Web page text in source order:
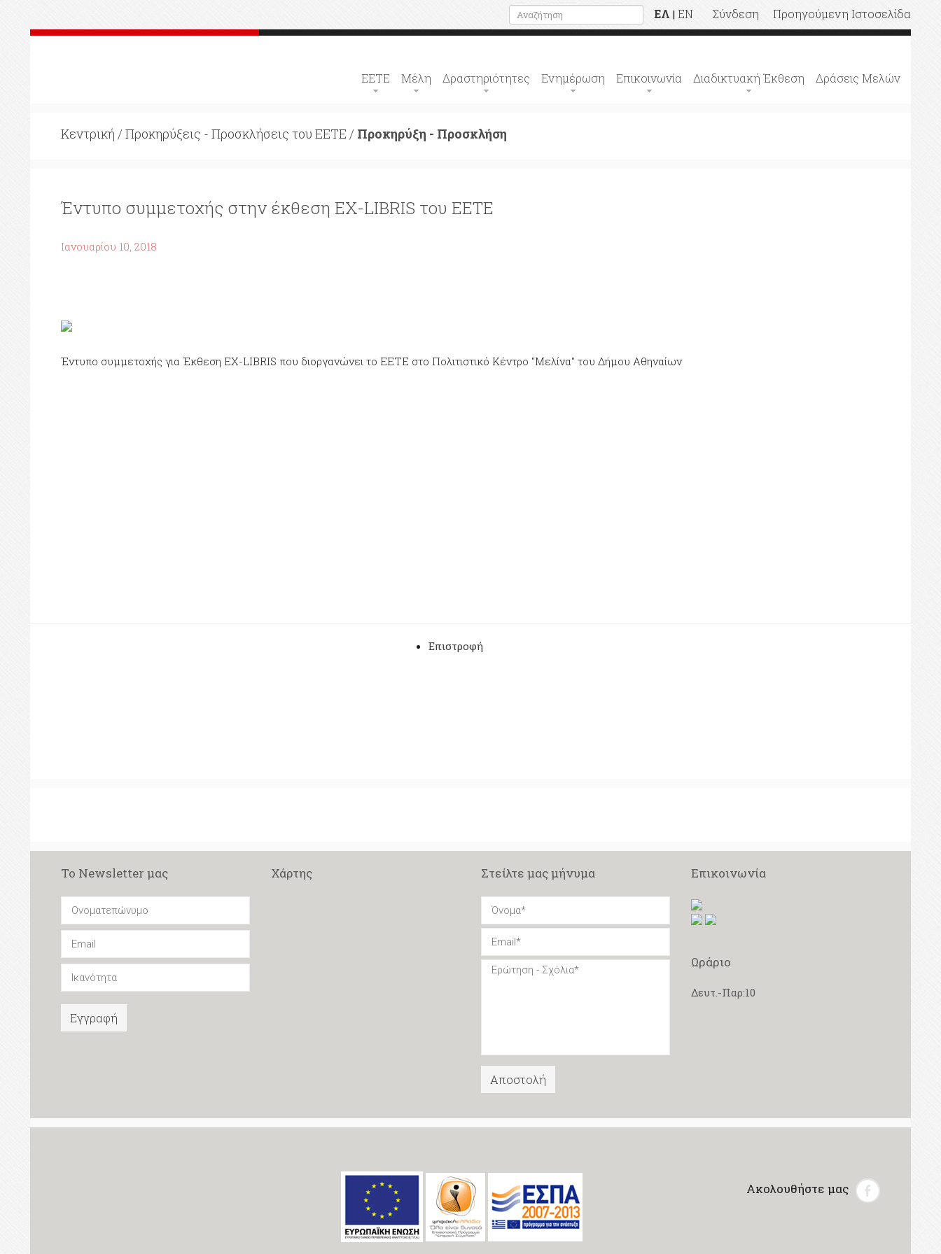
ΕΛ | EN Σύνδεση Προηγούμενη Ιστοσελίδα
ΕΕΤΕ Μέλη Δραστηριότητες Ενημέρωση Επικοινωνία Διαδικτυακή Έκθεση Δράσεις Μελών
Κεντρική / Προκηρύξεις - Προσκλήσεις του ΕΕΤΕ / Προκηρύξη - Προσκλήση
Έντυπο συμμετοχής στην έκθεση EX-LIBRIS του ΕΕΤΕ
Ιανουαρίου 10, 2018
Έντυπο συμμετοχής για Έκθεση EX-LIBRIS που διοργανώνει το ΕΕΤΕ στο Πολιτιστικό Κέντρο "Μελίνα" του Δήμου Αθηναίων
Επιστροφή
Το Newsletter μας
Εγγραφή
Χάρτης Στείλτε μας μήνυμα Επικοινωνία
Ωράριο
Δευτ.-Παρ:10
Ακολουθήστε μας